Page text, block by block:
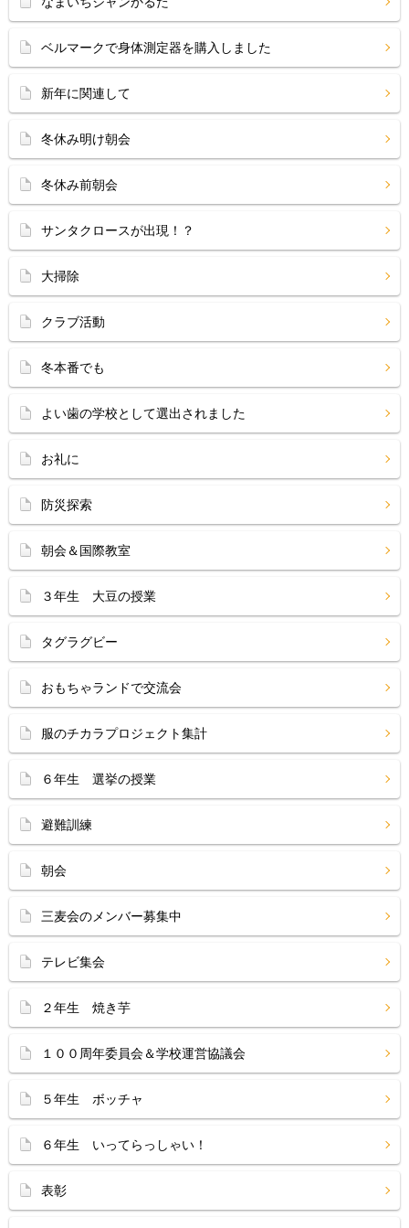
ベルマークで身体測定器を購入しました
新年に関連して
冬休み明け朝会
冬休み前朝会
サンタクロースが出現！？
大掃除
クラブ活動
冬本番でも
よい歯の学校として選出されました
お礼に
防災探索
朝会＆国際教室
３年生 大豆の授業
タグラグビー
おもちゃランドで交流会
服のチカラプロジェクト集計
６年生 選挙の授業
避難訓練
朝会
三麦会のメンバー募集中
テレビ集会
２年生 焼き芋
１００周年委員会＆学校運営協議会
５年生 ボッチャ
６年生 いってらっしゃい！
表彰